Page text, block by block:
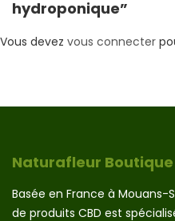
hydroponique”
Vous devez vous connecter
Naturafleur Boutique
Basée en France à
de produits CBD est